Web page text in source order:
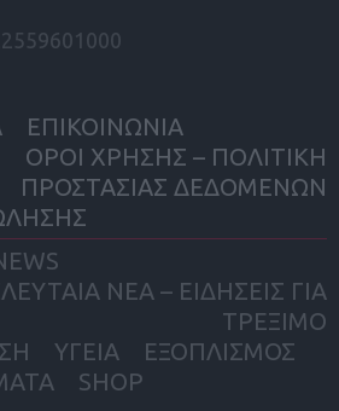
ΕΠΙΚΟΙΝΩΝΙΑ
ΟΡΟΙ ΧΡΗΣΗΣ – ΠΟΛΙΤΙΚΗ
ΠΡΟΣΤΑΣΙΑΣ ΔΕΔΟΜΕΝΩΝ
ΝΕΑ – ΕΙΔΗΣΕΙΣ ΓΙΑ
ΤΡΕΞΙΜΟ
ΥΓΕΙΑ
ΕΞΟΠΛΙΣΜΟΣ
SHOP